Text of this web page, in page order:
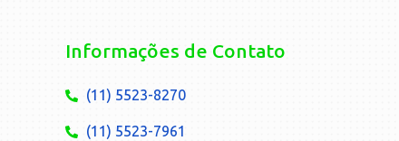
Informações de Contato
(11) 5523-8270
(11) 5523-7961